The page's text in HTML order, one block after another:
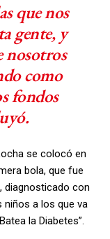
que nos
gente, y
nosotros
como
fondos
se colocó en
bola, que fue
diagnosticado con
niños a los que va
la Diabetes”.